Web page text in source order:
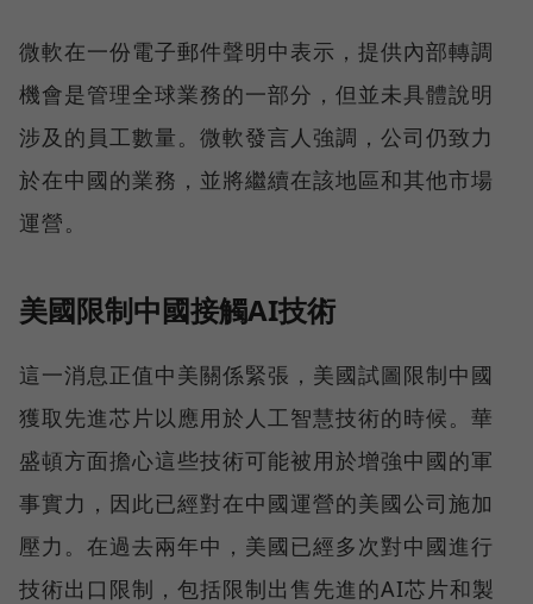
微軟在一份電子郵件聲明中表示，提供內部轉調
機會是管理全球業務的一部分，但並未具體說明
涉及的員工數量。微軟發言人強調，公司仍致力
於在中國的業務，並將繼續在該地區和其他市場
運營。
美國限制中國接觸AI技術
這一消息正值中美關係緊張，美國試圖限制中國
獲取先進芯片以應用於人工智慧技術的時候。華
盛頓方面擔心這些技術可能被用於增強中國的軍
事實力，因此已經對在中國運營的美國公司施加
壓力。在過去兩年中，美國已經多次對中國進行
技術出口限制，包括限制出售先進的AI芯片和製